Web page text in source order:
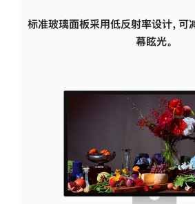
标准玻璃面板采用低反射率设计，可
幕眩光。